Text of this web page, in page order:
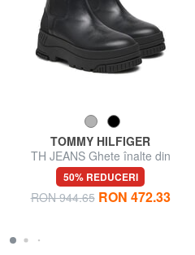
TOMMY HILFIGER
TH JEANS Ghete înalte din
piele
50% REDUCERI
RON 944.65 RON 472.33